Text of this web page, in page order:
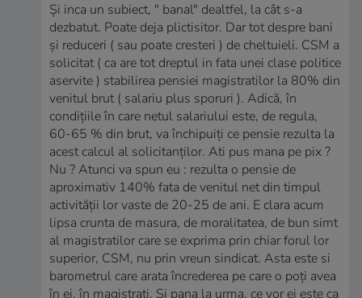
Și inca un subiect, " banal" dealtfel, la cât s-a
dezbatut. Poate deja plictisitor. Dar tot despre bani
și reduceri ( sau poate cresteri ) de cheltuieli. CSM a
solicitat ( ca are tot dreptul in fata unei clase politice
aservite ) stabilirea pensiei magistratilor la 80% din
venitul brut ( salariu plus sporuri ). Adică, în
condițiile în care netul salariului este, de regula,
60-65 % din brut, va închipuiți ce pensie rezulta la
acest calcul al solicitanților. Ati pus mana pe pix ?
Nu ? Atunci va spun eu : rezulta o pensie de
aproximativ 140% fata de venitul net din timpul
activității lor vaste de 20-25 de ani. E clara acum
lipsa crunta de masura, de moralitatea, de bun simt
al magistratilor care se exprima prin chiar forul lor
superior, CSM, nu prin vreun sindicat. Asta este si
barometrul care arata încrederea pe care o poți avea
în ei, în magistrati. Și pana la urma, ce vor ei este ca